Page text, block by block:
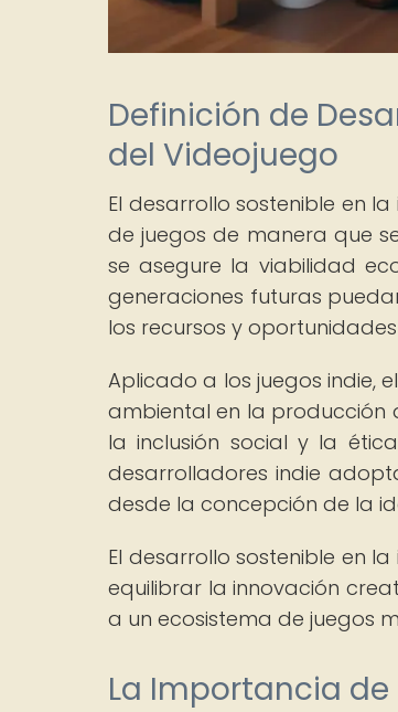
Definición de
del Videojuego
El desarrollo sostenible en
de juegos de manera que
se asegure la viabilidad
generaciones futuras
los recursos y
Aplicado a los juegos indie,
ambiental en la producción
la inclusión social y la
desarrolladores indie
desde la concepción de la
El desarrollo sostenible en
equilibrar la innovación
a un ecosistema de juegos
La Importancia